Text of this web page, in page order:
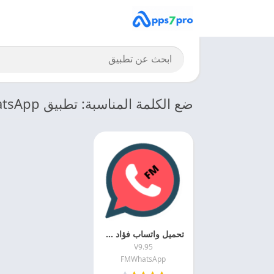
ضع الكلمة المناسبة: تطبيق FMWhatsApp للاندرويد
تحميل واتساب فؤاد 2026 FMWhatsApp APK اخر اصدار مجانا
V9.95
FMWhatsApp